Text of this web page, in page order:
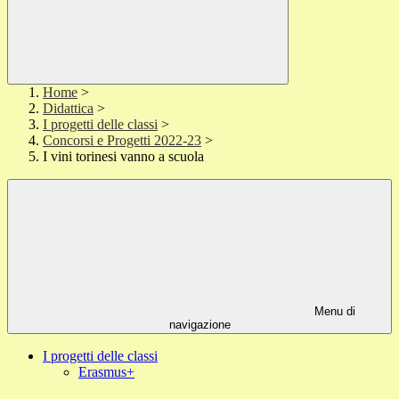
Home >
Didattica >
I progetti delle classi >
Concorsi e Progetti 2022-23 >
I vini torinesi vanno a scuola
Menu di
navigazione
I progetti delle classi
Erasmus+